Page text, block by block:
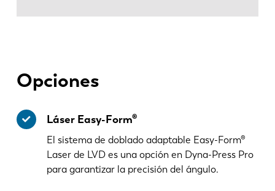
Opciones
Láser Easy-Form®
El sistema de doblado adaptable Easy-Form®
Laser de LVD es una opción en Dyna-Press Pro
para garantizar la precisión del ángulo.